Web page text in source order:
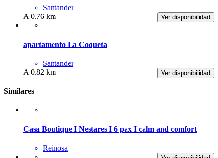
Santander
Ver disponibilidad
A 0.76 km
apartamento La Coqueta
Santander
Ver disponibilidad
A 0.82 km
Similares
Casa Boutique I Nestares I 6 pax I calm and comfort
Reinosa